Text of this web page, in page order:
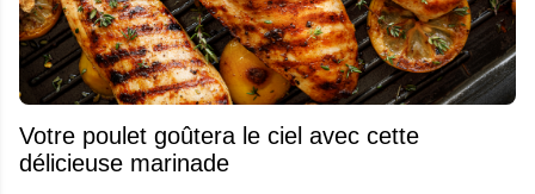
Votre poulet goûtera le ciel avec cette
délicieuse marinade